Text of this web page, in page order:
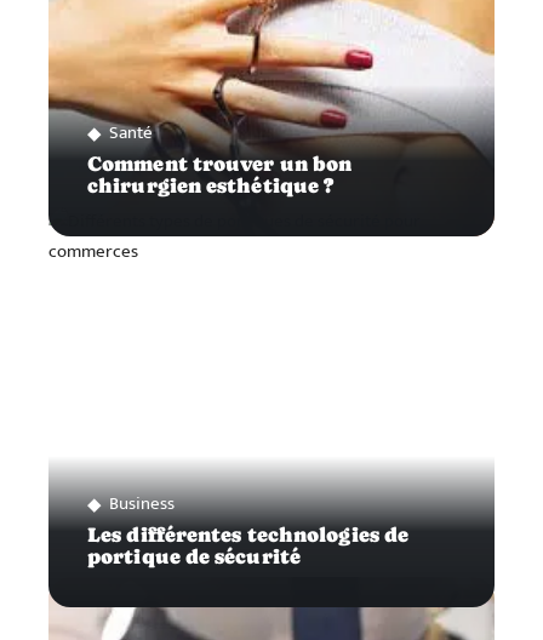
Santé
Comment trouver un bon
chirurgien esthétique ?
Business
Les différentes technologies de
portique de sécurité